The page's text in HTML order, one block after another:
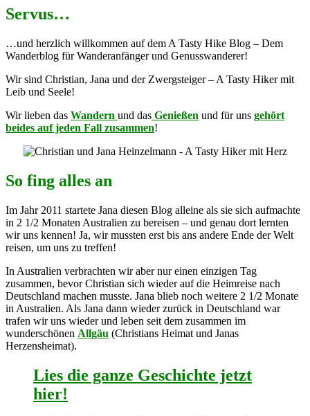
Servus…
…und herzlich willkommen auf dem A Tasty Hike Blog – Dem
Wanderblog für Wanderanfänger und Genusswanderer!
Wir sind Christian, Jana und der Zwergsteiger – A Tasty Hiker mit
Leib und Seele!
Wir lieben das Wandern und das Genießen und für uns gehört
beides auf jeden Fall zusammen!
So fing alles an
Im Jahr 2011 startete Jana diesen Blog alleine als sie sich aufmachte
in 2 1/2 Monaten Australien zu bereisen – und genau dort lernten
wir uns kennen! Ja, wir mussten erst bis ans andere Ende der Welt
reisen, um uns zu treffen!
In Australien verbrachten wir aber nur einen einzigen Tag
zusammen, bevor Christian sich wieder auf die Heimreise nach
Deutschland machen musste. Jana blieb noch weitere 2 1/2 Monate
in Australien. Als Jana dann wieder zurück in Deutschland war
trafen wir uns wieder und leben seit dem zusammen im
wunderschönen Allgäu (Christians Heimat und Janas
Herzensheimat).
Lies die ganze Geschichte jetzt
hier!